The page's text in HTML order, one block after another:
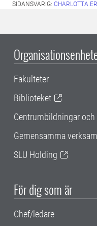
SIDANSVARIG:
Fakulteter
Biblioteket
Centrumbildningar
Gemensamma
SLU Holding
För dig som är
Chef/ledare